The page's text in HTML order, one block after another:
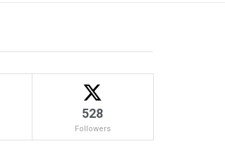
528
Followers